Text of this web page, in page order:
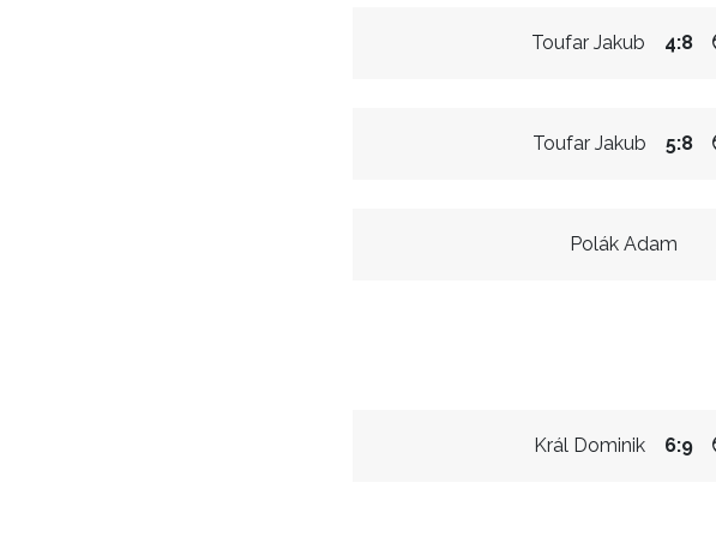
Toufar Jakub 4:8
Toufar Jakub 5:8
Polák Adam
Král Dominik 6:9